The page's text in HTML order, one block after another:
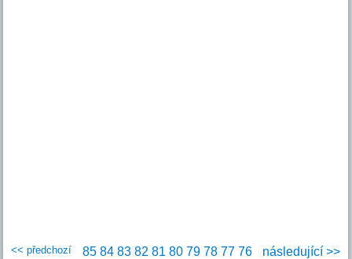
<< předchozí následující >>
85 84 83 82 81 80 79 78 77 76